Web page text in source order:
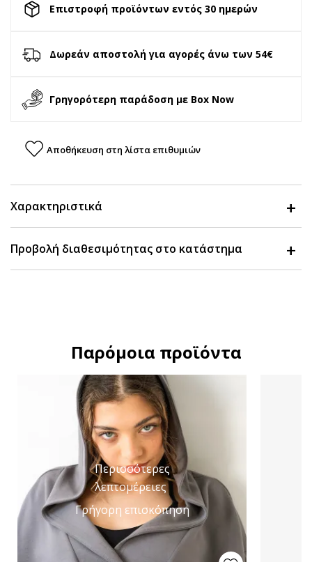
Επιστροφή προϊόντων εντός 30 ημερών
Δωρεάν αποστολή για αγορές άνω των 54€
Γρηγορότερη παράδοση με Box Now
Αποθήκευση στη λίστα επιθυμιών
Χαρακτηριστικά
Προβολή διαθεσιμότητας στο κατάστημα
Παρόμοια προϊόντα
Περισσότερες
λεπτομέρειες
Γρήγορη επισκόπηση